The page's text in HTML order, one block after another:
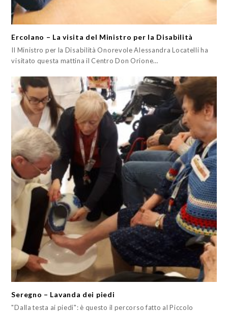
Ercolano – La visita del Ministro per la Disabilità
Il Ministro per la Disabilità Onorevole Alessandra Locatelli ha
visitato questa mattina il Centro Don Orione…
Seregno – Lavanda dei piedi
"Dalla testa ai piedi": è questo il percorso fatto al Piccolo